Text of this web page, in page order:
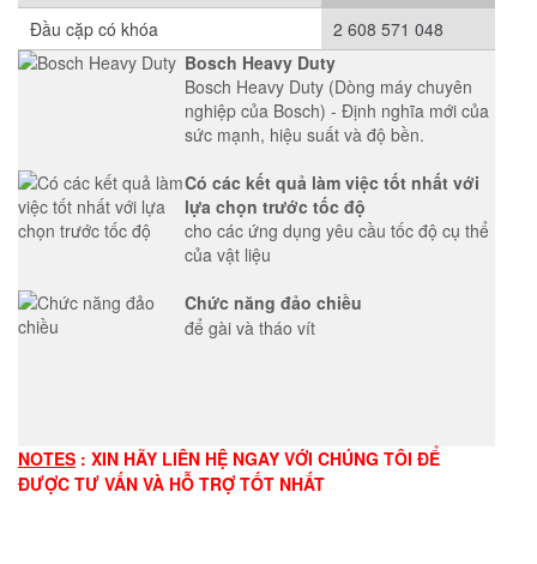
Đầu cặp có khóa
2 608 571 048
Bosch Heavy Duty
Bosch Heavy Duty (Dòng máy chuyên
nghiệp của Bosch) - Định nghĩa mới của
sức mạnh, hiệu suất và độ bền.
Có các kết quả làm việc tốt nhất với
lựa chọn trước tốc độ
cho các ứng dụng yêu cầu tốc độ cụ thể
của vật liệu
Chức năng đảo chiều
để gài và tháo vít
NOTES : XIN HÃY LIÊN HỆ NGAY VỚI CHÚNG TÔI ĐỂ
ĐƯỢC TƯ VẤN VÀ HỖ TRỢ TỐT NHẤT